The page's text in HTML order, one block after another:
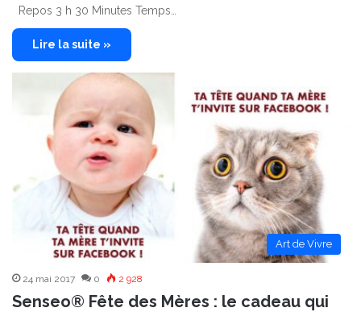
Repos 3 h 30 Minutes Temps…
Lire la suite »
Art de Vivre
24 mai 2017 0 2 928
Senseo® Fête des Mères : le cadeau qui